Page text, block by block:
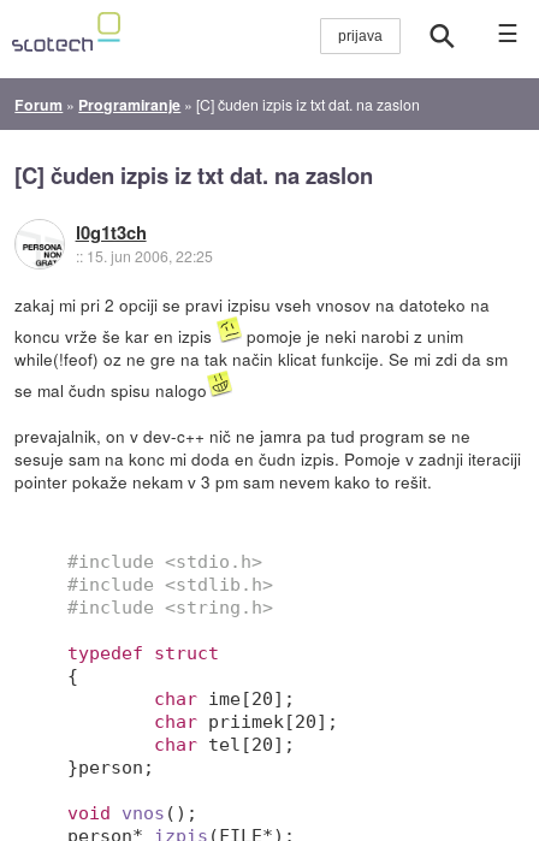
☰
Forum » Programiranje »[C] čuden izpis iz txt dat. na zaslon
[C] čuden izpis iz txt dat. na zaslon
l0g1t3ch
:: 15. jun 2006, 22:25
zakaj mi pri 2 opciji se pravi izpisu vseh vnosov na datoteko na
koncu vrže še kar en izpis
pomoje je neki narobi z unim
while(!feof) oz ne gre na tak način klicat funkcije. Se mi zdi da sm
se mal čudn spisu nalogo
prevajalnik, on v dev-c++ nič ne jamra pa tud program se ne
sesuje sam na konc mi doda en čudn izpis. Pomoje v zadnji iteraciji
pointer pokaže nekam v 3 pm sam nevem kako to rešit.
#include <stdio.h>
#include <stdlib.h>
#include <string.h>
typedef
struct
{
char ime[20];
char priimek[20];
char tel[20];
}person;
void vnos ()
person* izpis (FILE*) ;